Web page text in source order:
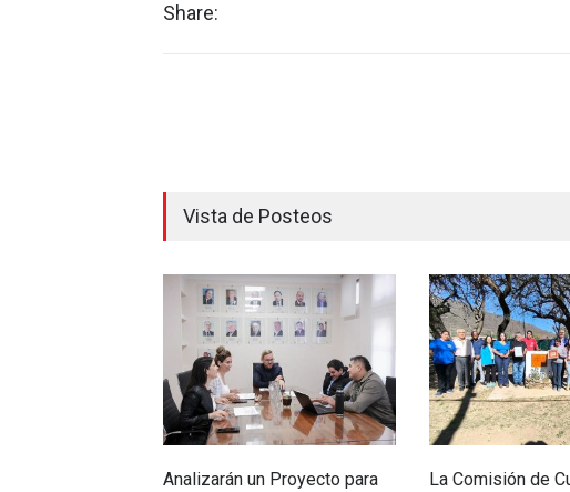
Share:
Vista de Posteos
Analizarán un Proyecto para
La Comisión de